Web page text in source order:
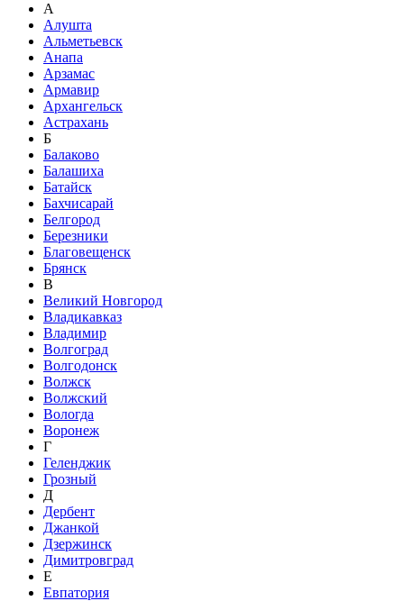
А
Алушта
Альметьевск
Анапа
Арзамас
Армавир
Архангельск
Астрахань
Б
Балаково
Балашиха
Батайск
Бахчисарай
Белгород
Березники
Благовещенск
Брянск
В
Великий Новгород
Владикавказ
Владимир
Волгоград
Волгодонск
Волжск
Волжский
Вологда
Воронеж
Г
Геленджик
Грозный
Д
Дербент
Джанкой
Дзержинск
Димитровград
Е
Евпатория